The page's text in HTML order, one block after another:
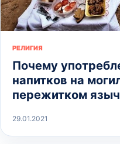
РЕЛИГИЯ
Почему
напитков на
пережитком
29.01.2021